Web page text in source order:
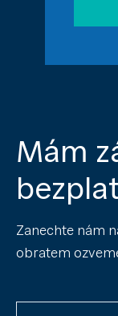
Mám
Zanechte nám
obratem